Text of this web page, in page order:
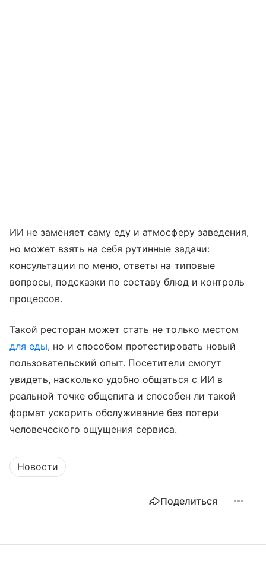
ИИ не заменяет саму еду и атмосферу заведения,
но может взять на себя рутинные задачи:
консультации по меню, ответы на типовые
вопросы, подсказки по составу блюд и контроль
процессов.
Такой ресторан может стать не только местом
для еды, но и способом протестировать новый
пользовательский опыт. Посетители смогут
увидеть, насколько удобно общаться с ИИ в
реальной точке общепита и способен ли такой
формат ускорить обслуживание без потери
человеческого ощущения сервиса.
Новости
Поделиться